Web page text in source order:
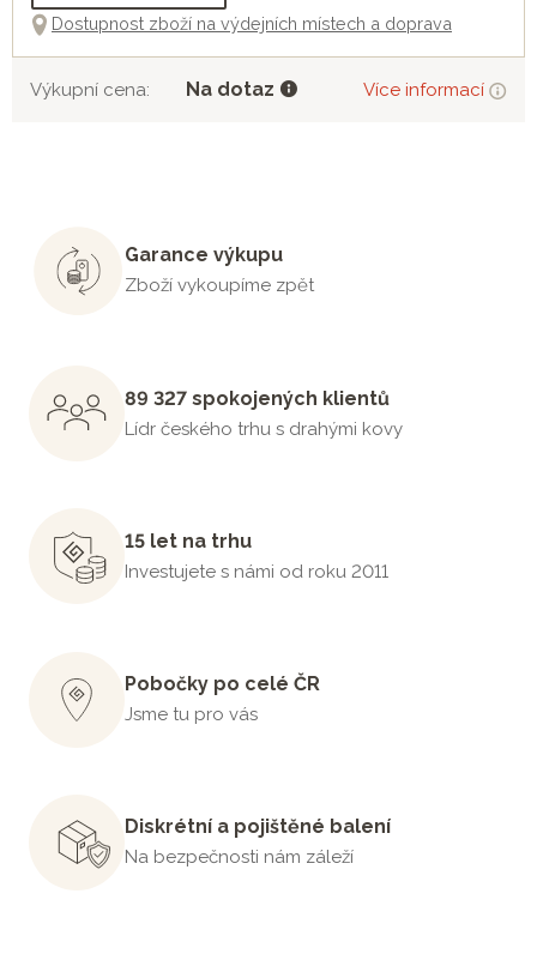
Dostupnost zboží na výdejních místech a doprava
Výkupní cena: Na dotaz Více informací
Garance výkupu
Zboží vykoupíme zpět
89 327 spokojených klientů
Lídr českého trhu s drahými kovy
15 let na trhu
Investujete s námi od roku 2011
Pobočky po celé ČR
Jsme tu pro vás
Diskrétní a pojištěné balení
Na bezpečnosti nám záleží